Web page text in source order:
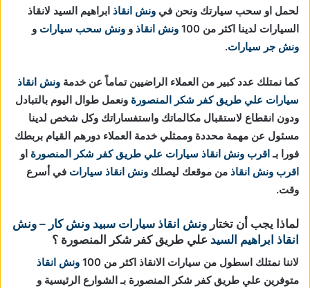
لحمل او سحب سيارتك ونحن في ونش انقاذ ابراهيم السيد لانقاذ
السيارات لدينا اكثر من 100
ونش انقاذ و ونش سحب سيارات و
ونش جر سيارات.
كما نمتلك عدد كبير من العملاء الراضيين تماماً عن خدمة ونش انقاذ
سيارات علي طريق كفر شكر المنصورة ونعمل طوال اليوم بالتبادل
ودون انقطاع لاستقبال مكالماتك واستفساراتك وكل شخص لدينا
مسئول عن مهمة محددة وممثلي خدمة العملاء دورهم القيام بربطك
فورا بـاقرب ونش انقاذ سيارات علي طريق كفر شكر المنصورة او
اقرب ونش انقاذ من موقعك ليصلك ونش انقاذ سيارات في أسرع
وقت.
لماذا يجب أن تختار ونش انقاذ سيارات سبيد ونش كار – ونش
انقاذ ابراهيم السيد علي طريق كفر شكر المنصورة ؟
لاننا نمتلك اسطول من سيارات الانقاذ اكثر من 100
ونش انقاذ
متوفرين علي طريق كفر شكر المنصورة بـ الشوارع الرئيسية و